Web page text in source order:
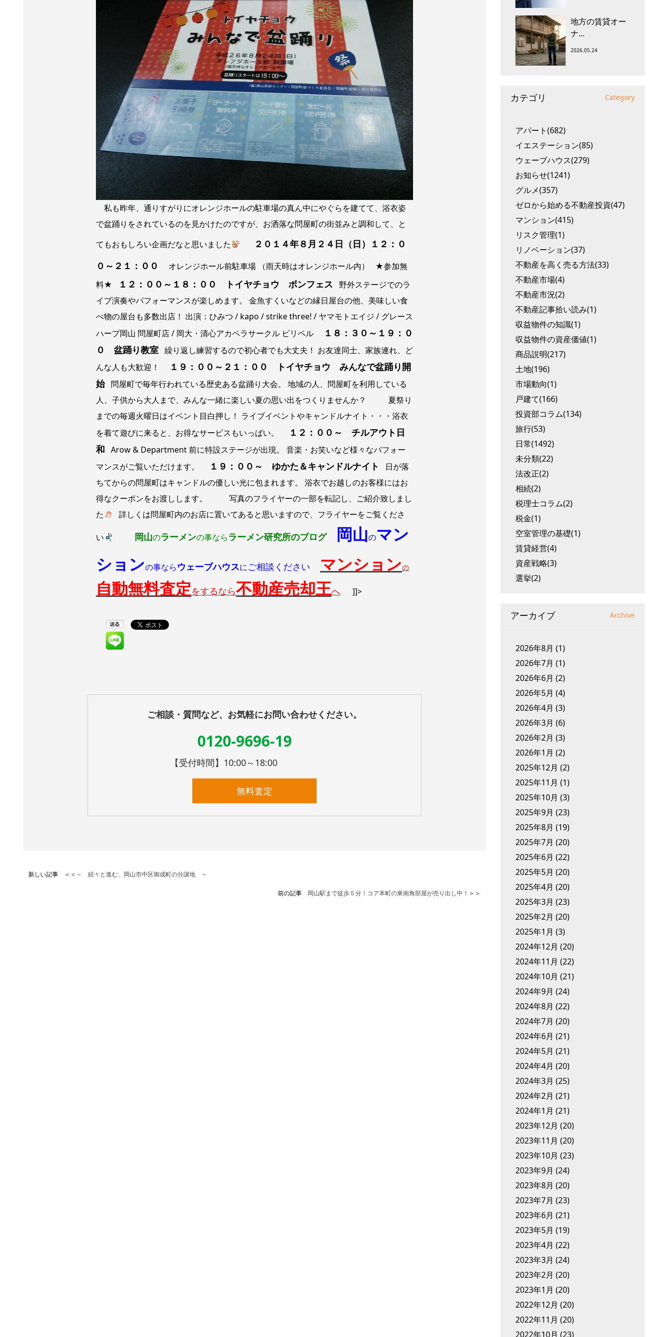
私も昨年、通りすがりにオレンジホールの駐車場の真ん中にやぐらを建てて、浴衣姿
で盆踊りをされているのを見かけたのですが、お洒落な問屋町の街並みと調和して、と
てもおもしろい企画だなと思いました
２０１４年８月２４日（日）１２：０
０～２１：００
オレンジホール前駐車場 （雨天時はオレンジホール内） ★参加無
料★
１２：００～１８：００ トイヤチョウ ボンフェス 野外ステージでのラ
イブ演奏やパフォーマンスが楽しめます。 金魚すくいなどの縁日屋台の他、美味しい食
べ物の屋台も多数出店！ 出演：ひみつ / kapo / strike three! / ヤマモトエイジ / グレース
ハープ岡山 問屋町店 / 岡大・清心アカペラサークル ビリペル
１８：３０～１９：０
０ 盆踊り教室 繰り返し練習するので初心者でも大丈夫！ お友達同士、家族連れ、ど
んな人も大歓迎！
１９：００～２１：００ トイヤチョウ みんなで盆踊り開
始問屋町で毎年行われている歴史ある盆踊り大会。 地域の人、問屋町を利用している
人、子供から大人まで、みんな一緒に楽しい夏の思い出をつくりませんか？ 夏祭り
までの毎週火曜日はイベント目白押し！ ライブイベントやキャンドルナイト・・・浴衣
を着て遊びに来ると、お得なサービスもいっぱい。
１２：００～ チルアウト日
和 Arow & Department 前に特設ステージが出現。 音楽・お笑いなど様々なパフォー
マンスがご覧いただけます。
１９：００～ ゆかた＆キャンドルナイト
日が落
ちてからの問屋町はキャンドルの優しい光に包まれます。 浴衣でお越しのお客様にはお
得なクーポンをお渡しします。 写真のフライヤーの一部を転記し、ご紹介致しまし
た
詳しくは問屋町内のお店に置いてあると思いますので、フライヤーをご覧くださ
い 岡山のラーメンの事ならラーメン研究所のブログ 岡山のマン
ションの事ならウェーブハウスにご相談ください マンションの
自動無料査定をするなら不動産売却王へ ]]>
ご相談・質問など、お気軽にお問い合わせください。
0120-9696-19
【受付時間】10:00～18:00
無料査定
新しい記事 ＜＜ ～ 続々と進む、岡山市中区御成町の分譲地 ～
前の記事 岡山駅まで徒歩５分！コア本町の東南角部屋が売り出し中！ ＞＞
地方の賃貸オー
ナ...
2026.05.24
カテゴリ Category
アパート(682)
イエステーション(85)
ウェーブハウス(279)
お知らせ(1241)
グルメ(357)
ゼロから始める不動産投資(47)
マンション(415)
リスク管理(1)
リノベーション(37)
不動産を高く売る方法(33)
不動産市場(4)
不動産市況(2)
不動産記事拾い読み(1)
収益物件の知識(1)
収益物件の資産価値(1)
商品説明(217)
土地(196)
市場動向(1)
戸建て(166)
投資部コラム(134)
旅行(53)
日常(1492)
未分類(22)
法改正(2)
相続(2)
税理士コラム(2)
税金(1)
空室管理の基礎(1)
賃貸経営(4)
資産戦略(3)
選挙(2)
アーカイブ Archive
2026年8月 (1)
2026年7月 (1)
2026年6月 (2)
2026年5月 (4)
2026年4月 (3)
2026年3月 (6)
2026年2月 (3)
2026年1月 (2)
2025年12月 (2)
2025年11月 (1)
2025年10月 (3)
2025年9月 (23)
2025年8月 (19)
2025年7月 (20)
2025年6月 (22)
2025年5月 (20)
2025年4月 (20)
2025年3月 (23)
2025年2月 (20)
2025年1月 (3)
2024年12月 (20)
2024年11月 (22)
2024年10月 (21)
2024年9月 (24)
2024年8月 (22)
2024年7月 (20)
2024年6月 (21)
2024年5月 (21)
2024年4月 (20)
2024年3月 (25)
2024年2月 (21)
2024年1月 (21)
2023年12月 (20)
2023年11月 (20)
2023年10月 (23)
2023年9月 (24)
2023年8月 (20)
2023年7月 (23)
2023年6月 (21)
2023年5月 (19)
2023年4月 (22)
2023年3月 (24)
2023年2月 (20)
2023年1月 (20)
2022年12月 (20)
2022年11月 (20)
2022年10月 (23)